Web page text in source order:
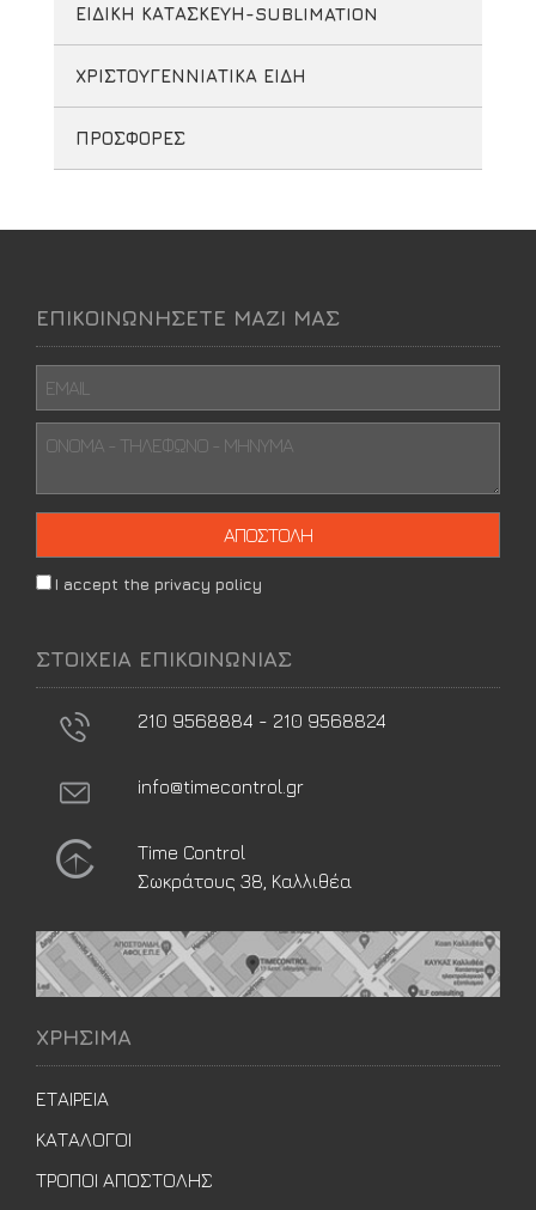
ΕΙΔΙΚΗ ΚΑΤΑΣΚΕΥΗ-SUBLIMATION
ΧΡΙΣΤΟΥΓΕΝΝΙΑΤΙΚΑ ΕΙΔΗ
ΠΡΟΣΦΟΡΕΣ
ΕΠΙΚΟΙΝΩΝΗΣΕΤΕ ΜΑΖΙ ΜΑΣ
I accept the privacy policy
ΣΤΟΙΧΕΙΑ ΕΠΙΚΟΙΝΩΝΙΑΣ
210 9568884 - 210 9568824
info@timecontrol.gr
Time Control
Σωκράτους 38, Καλλιθέα
ΧΡΗΣΙΜΑ
ΕΤΑΙΡΕΙΑ
ΚΑΤΑΛΟΓΟΙ
ΤΡΟΠΟΙ ΑΠΟΣΤΟΛΗΣ